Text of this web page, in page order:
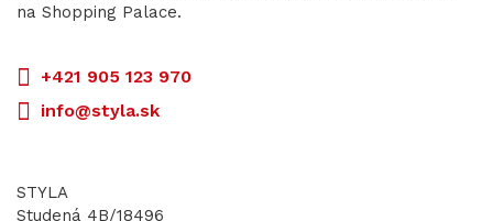
na Shopping Palace.
+421 905 123 970
info@styla.sk
STYLA
Studená 4B/18496